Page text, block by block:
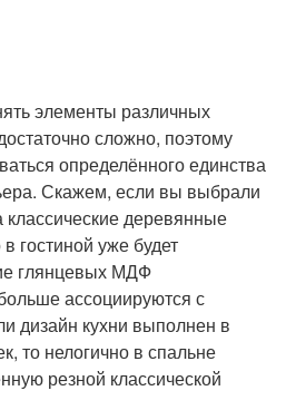
элементы различных
сложно, поэтому
определённого единства
Скажем, если вы выбрали
классические деревянные
гостиной уже будет
глянцевых МДФ
ассоциируются с
дизайн кухни выполнен в
то нелогично в спальне
резной классической